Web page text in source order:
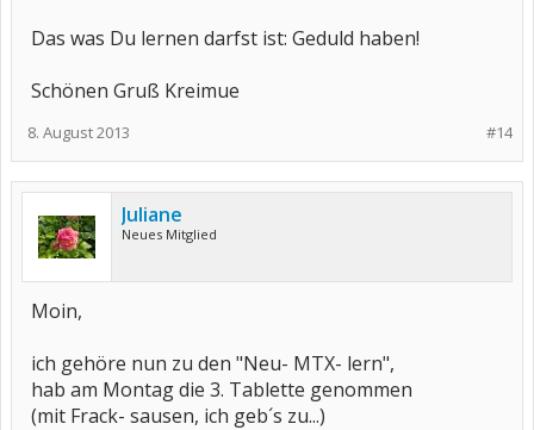
Das was Du lernen darfst ist: Geduld haben!
Schönen Gruß Kreimue
#14
8. August 2013
Juliane
Neues Mitglied
Moin,
ich gehöre nun zu den "Neu- MTX- lern",
hab am Montag die 3. Tablette genommen
(mit Frack- sausen, ich geb´s zu...)